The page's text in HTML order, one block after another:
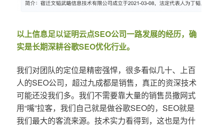
以上信息足以证明云点SEO公司一路发展的经历，确
实是长期深耕谷歌SEO优化行业。
我们对团队的定位是精密强悍，很多看似几十、上百
人的SEO公司，超过九成都是销售，真正的资深技术
可能还没我们多。我们不需要靠大量的销售员撒网式
用“嘴”拉客，我们自己就是做谷歌SEO的，SEO就是
我们最大的客流来源。技术实力看得到，这也是为什